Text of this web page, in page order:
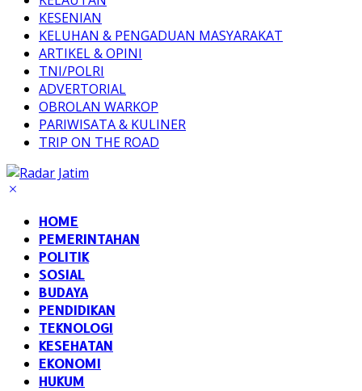
KESENIAN
KELUHAN & PENGADUAN MASYARAKAT
ARTIKEL & OPINI
TNI/POLRI
ADVERTORIAL
OBROLAN WARKOP
PARIWISATA & KULINER
TRIP ON THE ROAD
HOME
PEMERINTAHAN
POLITIK
SOSIAL
BUDAYA
PENDIDIKAN
TEKNOLOGI
KESEHATAN
EKONOMI
HUKUM